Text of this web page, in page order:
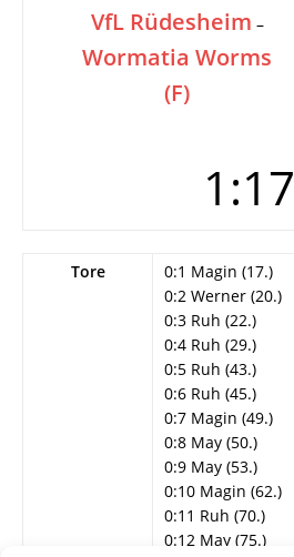
VfL Rüdesheim –
Wormatia Worms
(F)
1:17
Tore
0:1 Magin (17.)
0:2 Werner (20.)
0:3 Ruh (22.)
0:4 Ruh (29.)
0:5 Ruh (43.)
0:6 Ruh (45.)
0:7 Magin (49.)
0:8 May (50.)
0:9 May (53.)
0:10 Magin (62.)
0:11 Ruh (70.)
0:12 May (75.)